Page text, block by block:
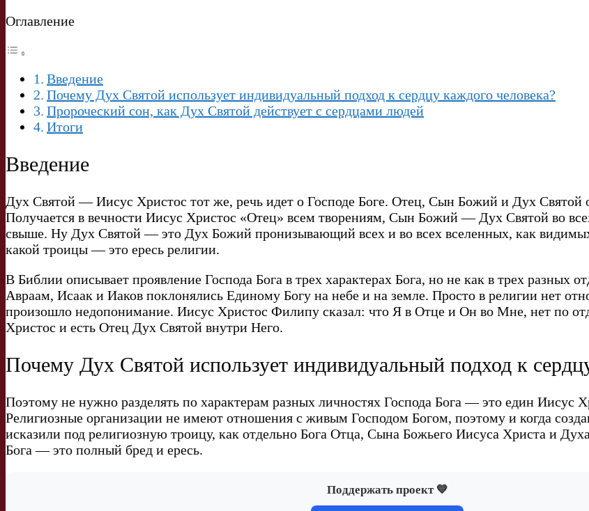
Оглавление
Введение
Почему Дух Святой использует индивидуальный подход к сердцу каждого человека?
Пророческий сон, как Дух Святой действует с сердцами людей
Итоги
Введение
Дух Святой — Иисус Христос тот же, речь идет о Господе Боге. Отец, Сын Божий и Дух Святой
Получается в вечности Иисус Христос «Отец» всем творениям, Сын Божий — Дух Святой во
свыше. Ну Дух Святой — это Дух Божий пронизывающий всех и во всех вселенных, как
какой троицы — это ересь религии.
В Библии описывает проявление Господа Бога в трех характерах Бога, но не как в трех разных
Авраам, Исаак и Иаков поклонялись Единому Богу на небе и на земле. Просто в религии нет
произошло недопонимание. Иисус Христос Филипу сказал: что Я в Отце и Он во Мне, нет по
Христос и есть Отец Дух Святой внутри Него.
Почему Дух Святой использует индивидуальный подход к
Поэтому не нужно разделять по характерам разных личностях Господа Бога — это един Иисус
Религиозные организации не имеют отношения с живым Господом Богом, поэтому и когда
исказили под религиозную троицу, как отдельно Бога Отца, Сына Божьего Иисуса Христа и
Бога — это полный бред и ересь.
Поддержать проект 💙